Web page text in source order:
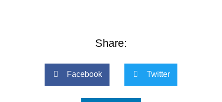
Share:
Facebook Twitter